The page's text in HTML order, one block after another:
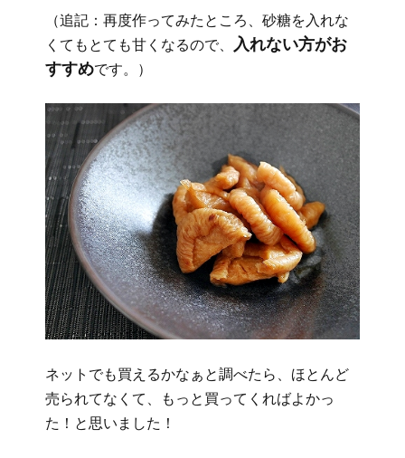
（追記：再度作ってみたところ、砂糖を入れな
くてもとても甘くなるので、
入れない方がお
すすめです。）
ネットでも買えるかなぁと調べたら、ほとんど
売られてなくて、もっと買ってくればよかっ
た！と思いました！